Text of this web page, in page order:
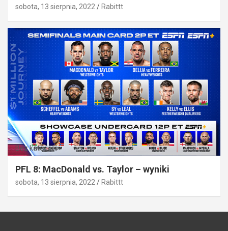
sobota, 13 sierpnia, 2022 Rabittt
Bez kategorii
PFL 8: MacDonald vs. Taylor – wyniki
sobota, 13 sierpnia, 2022 Rabittt